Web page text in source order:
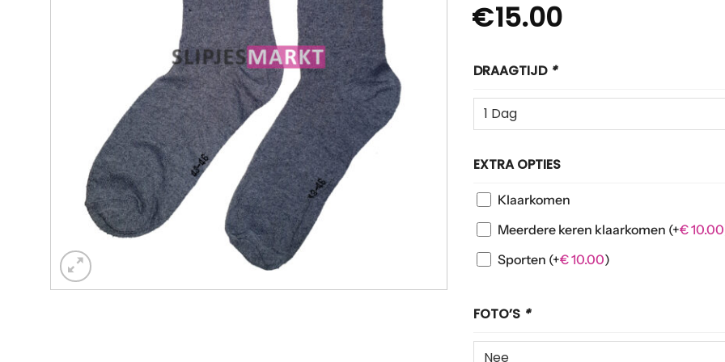
€15.00
DRAAGTIJD *
EXTRA OPTIES
Klaarkomen
Meerdere keren klaarkomen (+€10.00
Sporten (+€10.00)
FOTO’S *